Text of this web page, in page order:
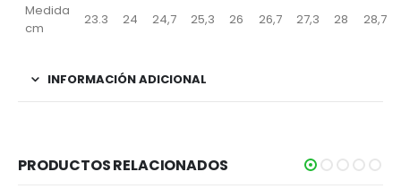
Medida
cm
23.3 24 24,7 25,3 26 26,7 27,3 28 28,7
INFORMACIÓN ADICIONAL
PRODUCTOS RELACIONADOS